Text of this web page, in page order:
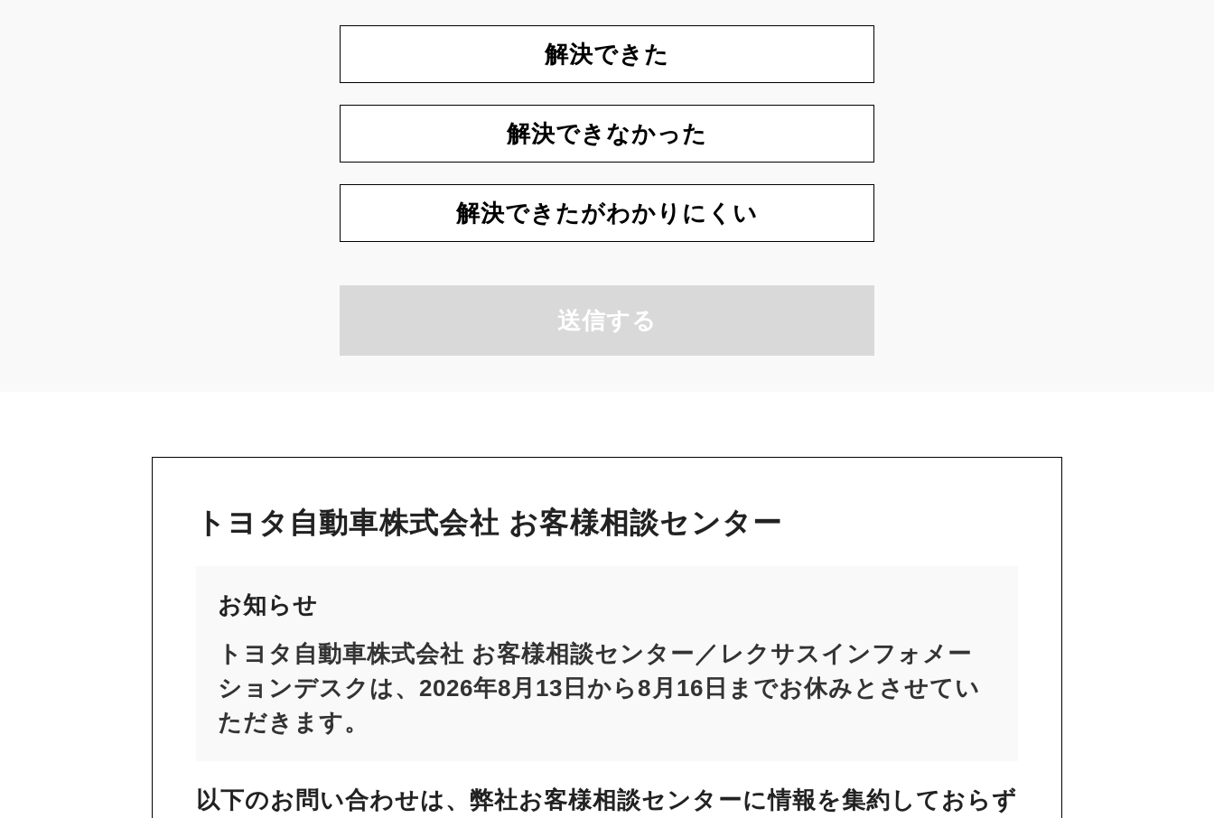
解決できた
解決できなかった
解決できたがわかりにくい
送信する
トヨタ自動車株式会社 お客様相談センター
お知らせ
トヨタ自動車株式会社 お客様相談センター／レクサスインフォメー
ションデスクは、2026年8月13日から8月16日までお休みとさせてい
ただきます。
以下のお問い合わせは、弊社お客様相談センターに情報を集約しておらず